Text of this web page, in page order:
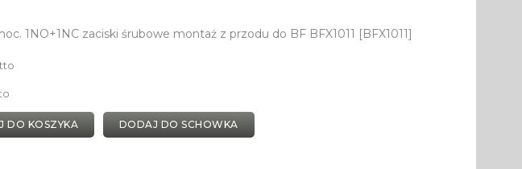
1NO+1NC zaciski śrubowe montaż z przodu do BF BFX1011 [BFX1011]
DO KOSZYKA DODAJ DO SCHOWKA